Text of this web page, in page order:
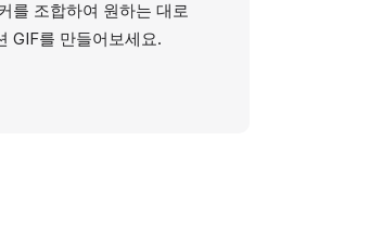
를 조합하여 원하는 대로
GIF를 만들어보세요.